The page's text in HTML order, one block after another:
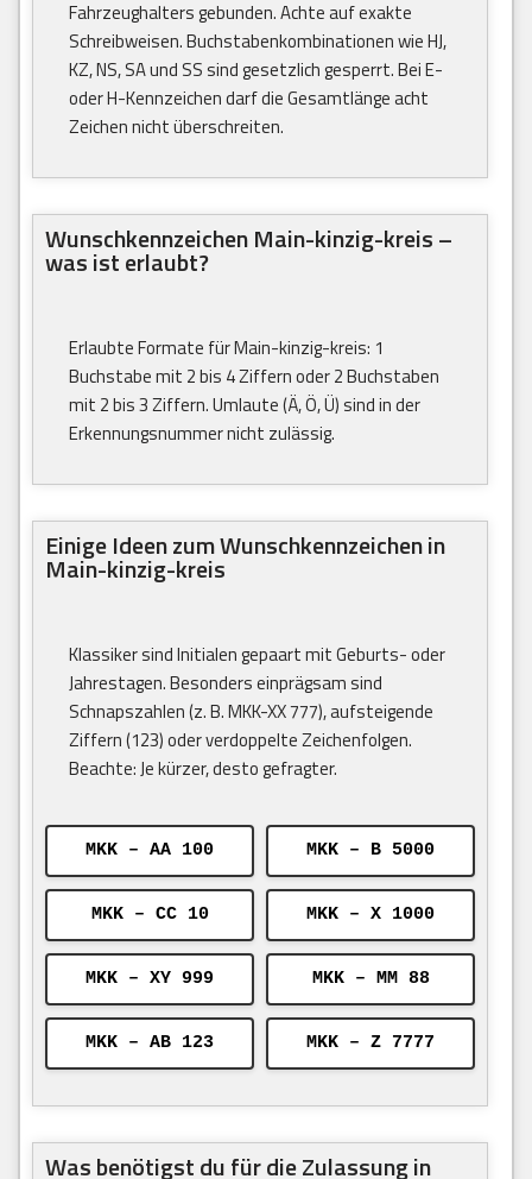
Fahrzeughalters gebunden. Achte auf exakte
Schreibweisen. Buchstabenkombinationen wie HJ,
KZ, NS, SA und SS sind gesetzlich gesperrt. Bei E-
oder H-Kennzeichen darf die Gesamtlänge acht
Zeichen nicht überschreiten.
Wunschkennzeichen Main-kinzig-kreis –
was ist erlaubt?
Erlaubte Formate für Main-kinzig-kreis: 1
Buchstabe mit 2 bis 4 Ziffern oder 2 Buchstaben
mit 2 bis 3 Ziffern. Umlaute (Ä, Ö, Ü) sind in der
Erkennungsnummer nicht zulässig.
Einige Ideen zum Wunschkennzeichen in
Main-kinzig-kreis
Klassiker sind Initialen gepaart mit Geburts- oder
Jahrestagen. Besonders einprägsam sind
Schnapszahlen (z. B. MKK-XX 777), aufsteigende
Ziffern (123) oder verdoppelte Zeichenfolgen.
Beachte: Je kürzer, desto gefragter.
MKK – AA 100 MKK – B 5000
MKK – CC 10 MKK – X 1000
MKK – XY 999 MKK – MM 88
MKK – AB 123 MKK – Z 7777
Was benötigst du für die Zulassung in